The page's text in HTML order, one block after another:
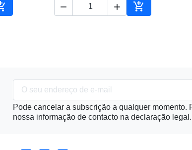
Adicionar ao carrinho
  
Adicionar ao
Pode cancelar a subscrição a qualquer momento.
nossa informação de contacto na declaração legal.